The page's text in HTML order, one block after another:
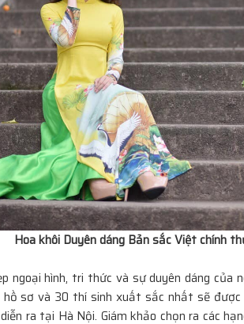
Hân ghi dấu ấn rực rỡ trên sàn diễn Ocean
Việt Nam - Hoa Kỳ thúc đẩy mở rộng đối
mại trong kỷ nguyên mới
Up 2025: Sân chơi MC & Debate lần đầu tiên
lại với mùa giải bùng nổ
MIC VÀNG SINH VIÊN 2025: Bùng nổ hơn khi
Thuận Nguyễn và Trần Ngọc Vàng ngồi
Hoa khôi Duyên dáng Bản sắc Việt chính
ngoại hình, tri thức và sự duyên dáng của
sơ và 30 thí sinh xuất sắc nhất sẽ được
ra tại Hà Nội. Giám khảo chọn ra các